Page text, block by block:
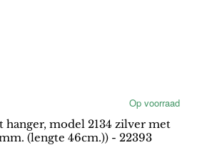
Op voorraad
model 2134 zilver met
(lengte 46cm.)) - 22393